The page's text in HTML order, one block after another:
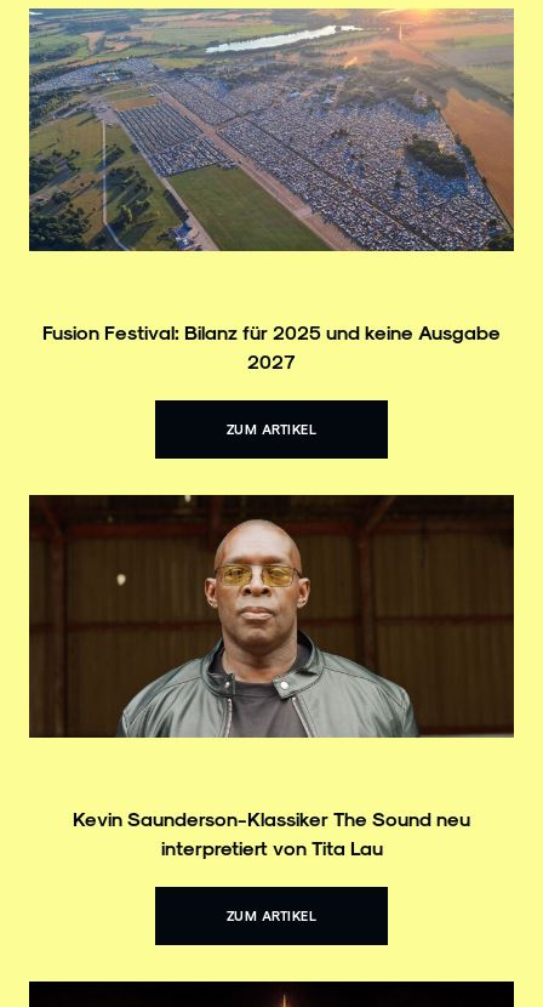
Fusion Festival: Bilanz für 2025 und keine Ausgabe
2027
ZUM ARTIKEL
Kevin Saunderson-Klassiker The Sound neu
interpretiert von Tita Lau
ZUM ARTIKEL